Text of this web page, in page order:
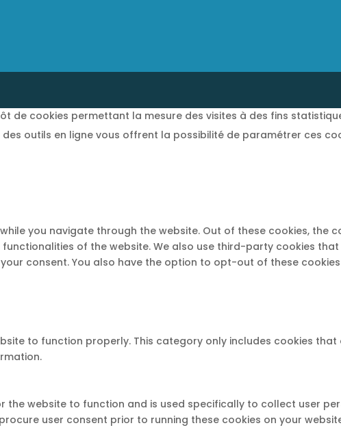
de cookies permettant la mesure des visites à des fins
outils en ligne vous offrent la possibilité de paramétrer ces
you navigate through the website. Out of these cookies,
of the website. We also use third-party cookies
consent. You also have the option to opt-out of these
to function properly. This category only includes cookies
website to function and is used specifically to collect user
user consent prior to running these cookies on your